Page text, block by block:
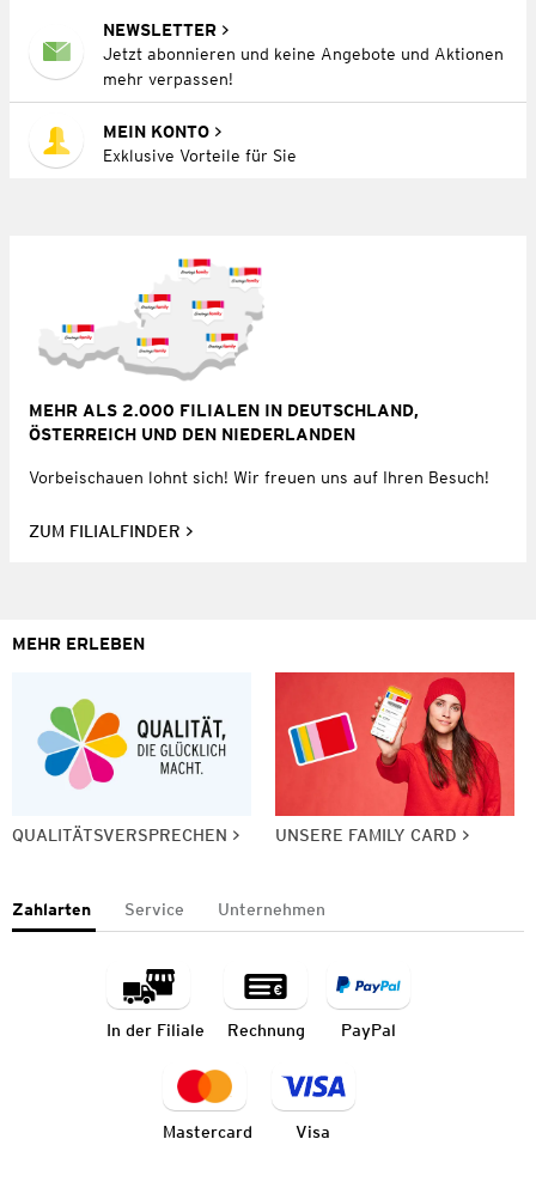
NEWSLETTER
Jetzt abonnieren und keine Angebote und Aktionen
mehr verpassen!
MEIN KONTO
Exklusive Vorteile für Sie
MEHR ALS 2.000 FILIALEN IN DEUTSCHLAND,
ÖSTERREICH UND DEN NIEDERLANDEN
Vorbeischauen lohnt sich! Wir freuen uns auf Ihren Besuch!
ZUM FILIALFINDER
MEHR ERLEBEN
QUALITÄTSVERSPRECHEN UNSERE FAMILY CARD
Zahlarten Service Unternehmen
In der Filiale Rechnung PayPal
Mastercard Visa